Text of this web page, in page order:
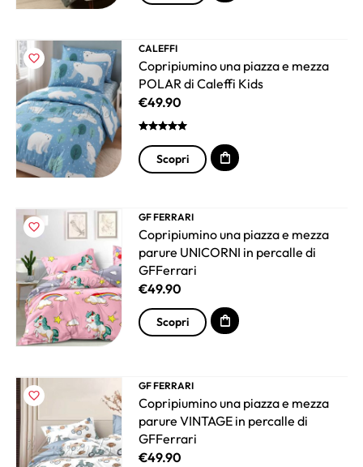
CALEFFI
Copripiumino una piazza e mezza
POLAR di Caleffi Kids
€49.90
Scopri
GF FERRARI
Copripiumino una piazza e mezza
parure UNICORNI in percalle di
GFFerrari
€49.90
Scopri
GF FERRARI
Copripiumino una piazza e mezza
parure VINTAGE in percalle di
GFFerrari
€49.90